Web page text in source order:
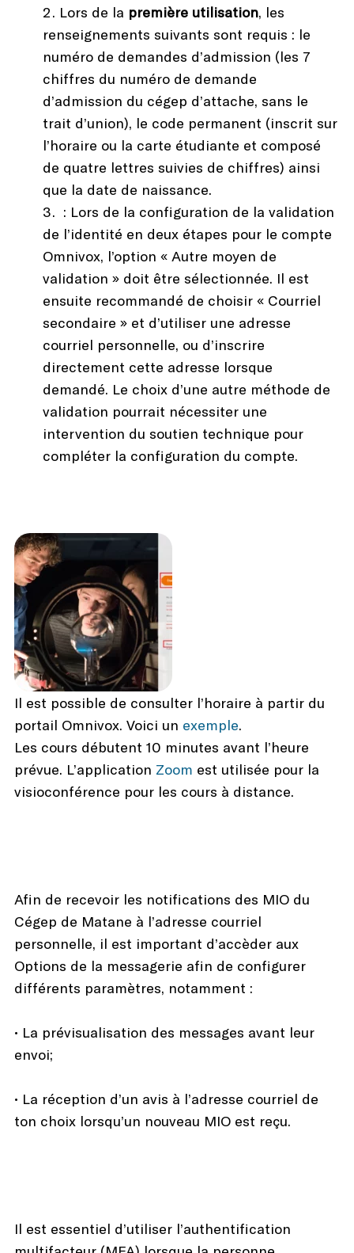
Lors de la première utilisation, les
renseignements suivants sont requis : le
numéro de demandes d’admission (les 7
chiffres du numéro de demande
d’admission du cégep d’attache, sans le
trait d’union), le code permanent (inscrit sur
l’horaire ou la carte étudiante et composé
de quatre lettres suivies de chiffres) ainsi
que la date de naissance.
: Lors de la configuration de la validation
de l’identité en deux étapes pour le compte
Omnivox, l’option « Autre moyen de
validation » doit être sélectionnée. Il est
ensuite recommandé de choisir « Courriel
secondaire » et d’utiliser une adresse
courriel personnelle, ou d’inscrire
directement cette adresse lorsque
demandé. Le choix d’une autre méthode de
validation pourrait nécessiter une
intervention du soutien technique pour
compléter la configuration du compte.
Il est possible de consulter l’horaire à partir du
portail Omnivox. Voici un exemple.
Les cours débutent 10 minutes avant l’heure
prévue. L’application Zoom est utilisée pour la
visioconférence pour les cours à distance.
Afin de recevoir les notifications des MIO du
Cégep de Matane à l’adresse courriel
personnelle, il est important d’accèder aux
Options de la messagerie afin de configurer
différents paramètres, notamment :
• La prévisualisation des messages avant leur
envoi;
• La réception d’un avis à l’adresse courriel de
ton choix lorsqu’un nouveau MIO est reçu.
Il est essentiel d’utiliser l’authentification